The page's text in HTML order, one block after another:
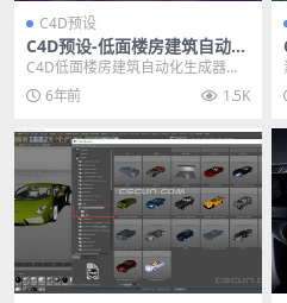
C4D预设
C4D预设-低面楼房建筑自动化
生成器预设
C4D低面楼房建筑自动化生成器预
设 其他推荐: C4D预设-20款外星科
幻未来城...
6年前 1.5K